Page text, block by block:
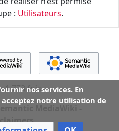
: Utilisateurs.
nos services. En
notre utilisation de
1 773 fois.
MediaWiki -